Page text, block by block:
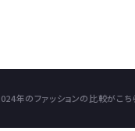
年のファッションの比較がこち